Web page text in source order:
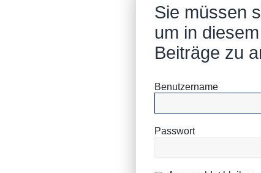
Sie müssen
um in
Beiträge zu
Benutzername
Passwort